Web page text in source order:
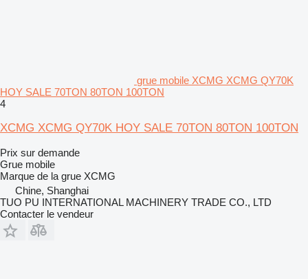
grue mobile XCMG XCMG QY70K
HOY SALE 70TON 80TON 100TON
4
XCMG XCMG QY70K HOY SALE 70TON 80TON 100TON
Prix sur demande
Grue mobile
Marque de la grue XCMG
Chine, Shanghai
TUO PU INTERNATIONAL MACHINERY TRADE CO., LTD
Contacter le vendeur